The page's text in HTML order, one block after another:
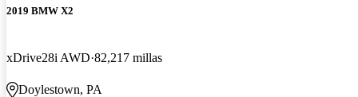
2019 BMW X2
xDrive28i AWD 82,217 millas
Doylestown, PA